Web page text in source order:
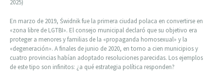
2025)
En marzo de 2019, Świdnik fue la primera ciudad polaca en convertirse en
«zona libre de LGTBI». El consejo municipal declaró que su objetivo era
proteger a menores y familias de la «propaganda homosexual» y la
«degeneración». A finales de junio de 2020, en torno a cien municipios y
cuatro provincias habían adoptado resoluciones parecidas. Los ejemplos
de este tipo son infinitos: ¿a qué estrategia política responden?